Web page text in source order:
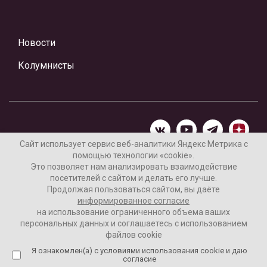
Новости
Колумнисты
Материалы предоставлены редакцией Интернет-газеты
«Ваши новости»
Нашли ошибку? Выделите ее и нажмите Ctrl+Enter
Согласие пользователя на обработку данных
Сайт использует сервис веб-аналитики Яндекс Метрика с
помощью технологии «cookie».
Это позволяет нам анализировать взаимодействие
посетителей с сайтом и делать его лучше.
Продолжая пользоваться сайтом, вы даёте
информированное согласие
на использование ограниченного объема ваших
персональных данных и соглашаетесь с использованием
файлов cookie
Я ознакомлен(а) с условиями использования cookie и даю
согласие